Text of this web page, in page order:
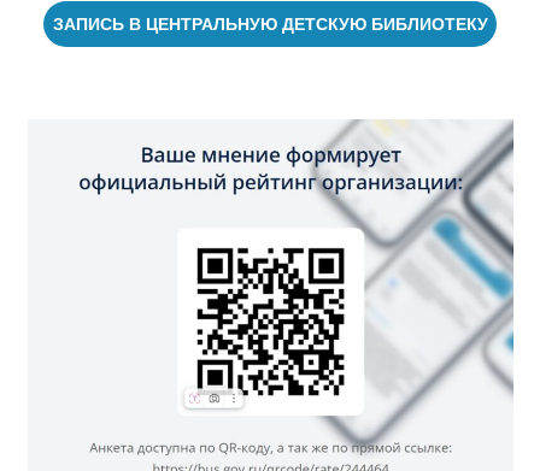
ЗАПИСЬ В ЦЕНТРАЛЬНУЮ ДЕТСКУЮ БИБЛИОТЕКУ